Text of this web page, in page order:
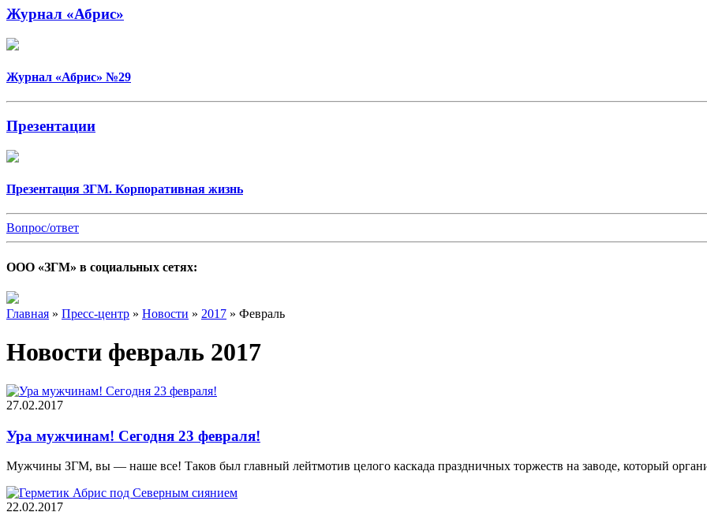
Журнал «Абрис»
Журнал «Абрис» №29
Презентации
Презентация ЗГМ. Корпоративная жизнь
Вопрос/ответ
ООО «ЗГМ» в социальных сетях:
Главная » Пресс-центр » Новости » 2017 » Февраль
Новости февраль 2017
27.02.2017
Ура мужчинам! Сегодня 23 февраля!
Мужчины ЗГМ, вы — наше все! Таков был главный лейтмотив целого каскада праздничных торжеств на заводе, который
22.02.2017